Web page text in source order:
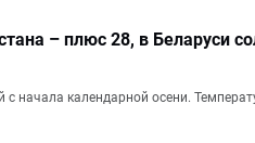
– плюс 28, в Беларуси
начала календарной осени.